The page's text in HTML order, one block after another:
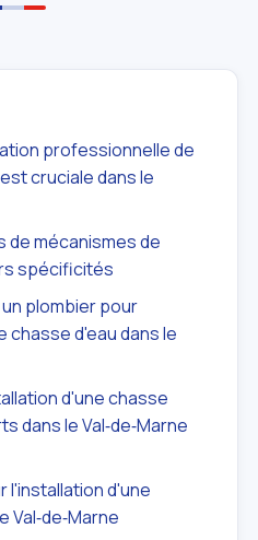
professionnelle de
cruciale dans le
mécanismes de
spécificités
plombier pour
chasse d'eau dans le
d'une chasse
dans le Val‑de‑Marne
l'installation d'une
Val‑de‑Marne